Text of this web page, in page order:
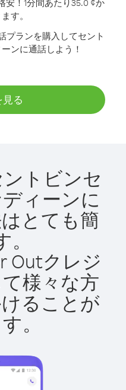
安！1分間あたり35.0 ¢か
す。
プランを購入してセント
ンに通話しよう！
見る
トビンセ
ィーンに
とても簡
Outクレジ
様々な方
ることが
。